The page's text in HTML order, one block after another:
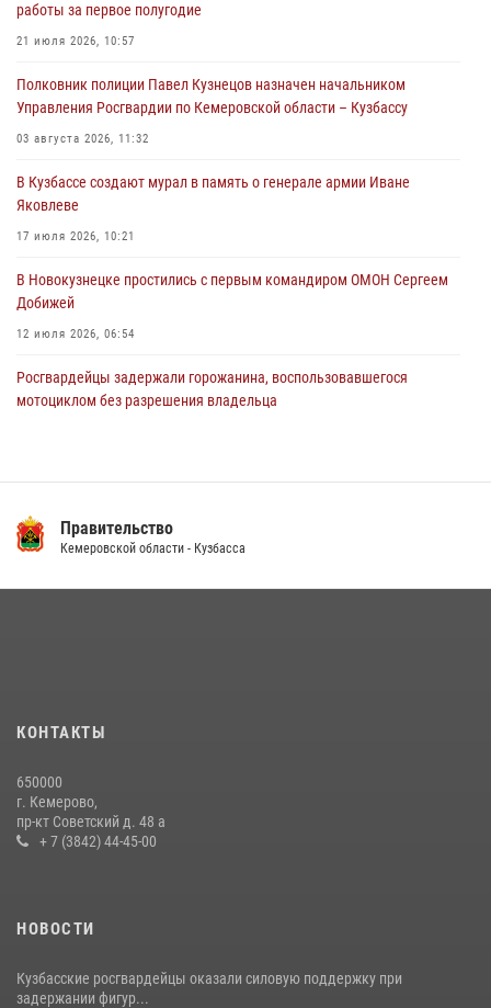
ножевого ранения кемеровчанину
06 августа 2026, 09:18
Росгвардейцы задержали мужчину, повредившего имущество
горожанки
06 августа 2026, 08:17
Росгвардейцы пресекли противоправные действия и защитили
новокузнечанку от агрессивного знакомого
06 августа 2026, 07:16
работы за первое полугодие
21 июля 2026, 10:57
Полковник полиции Павел Кузнецов назначен начальником
Управления Росгвардии по Кемеровской области – Кузбассу
03 августа 2026, 11:32
В Кузбассе создают мурал в память о генерале армии Иване
Яковлеве
17 июля 2026, 10:21
В Новокузнецке простились с первым командиром ОМОН Сергеем
Добижей
12 июля 2026, 06:54
Росгвардейцы задержали горожанина, воспользовавшегося
мотоциклом без разрешения владельца
24 июля 2026, 10:35 3
20 июля 2026, 08:52
гипермаркета товары на 13 тысяч рублей (ВИДЕО)
16 июля 2026, 06:43
Правительство
Кемеровской области - Кузбасса
КОНТАКТЫ
650000
г. Кемерово,
пр-кт Советский д. 48 а
+ 7 (3842) 44-45-00
НОВОСТИ
Кузбасские росгвардейцы оказали силовую поддержку при
задержании фигур...